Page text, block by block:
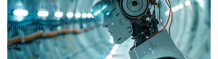
Банки и финтех
Криптоактивы
Бизнес